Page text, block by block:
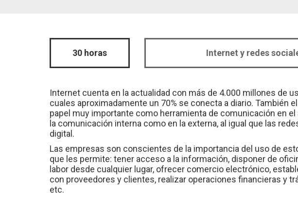
30 horas Internet y redes
Internet cuenta en la actualidad con más de 4.000 millones de
cuales aproximadamente un 70% se conecta a diario. También
papel muy importante como herramienta de comunicación en
la comunicación interna como en la externa, al igual que las
digital.
Las empresas son conscientes de la importancia del uso de
que les permite: tener acceso a la información, disponer de
labor desde cualquier lugar, ofrecer comercio electrónico,
con proveedores y clientes, realizar operaciones financieras y
etc.